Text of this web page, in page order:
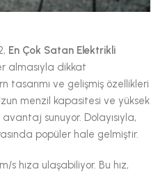
En Çok Satan Elektrikli
almasıyla dikkat
tasarımı ve gelişmiş özellikleri
menzil kapasitesi ve yüksek
sunuyor. Dolayısıyla,
popüler hale gelmiştir.
s hıza ulaşabiliyor. Bu hız,